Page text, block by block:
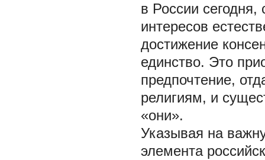
в России
интересов
достижение
единство. Это
предпочтение,
религиям, и
«они».
Указывая на
элемента